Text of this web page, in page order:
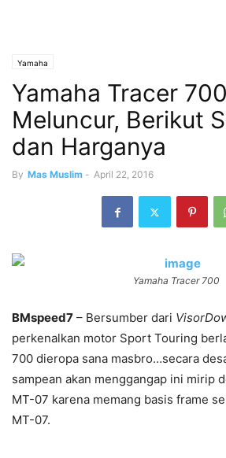
Yamaha
Yamaha Tracer
Meluncur, Berikut
dan Harganya
By Mas Muslim - April 22, 2016
Yamaha Tracer 700
BMspeed7 – Bersumber dari
perkenalkan motor Sport Touring
700 dieropa sana masbro…secara
sampean akan menggangap ini mirip
MT-07 karena memang basis frame
MT-07.